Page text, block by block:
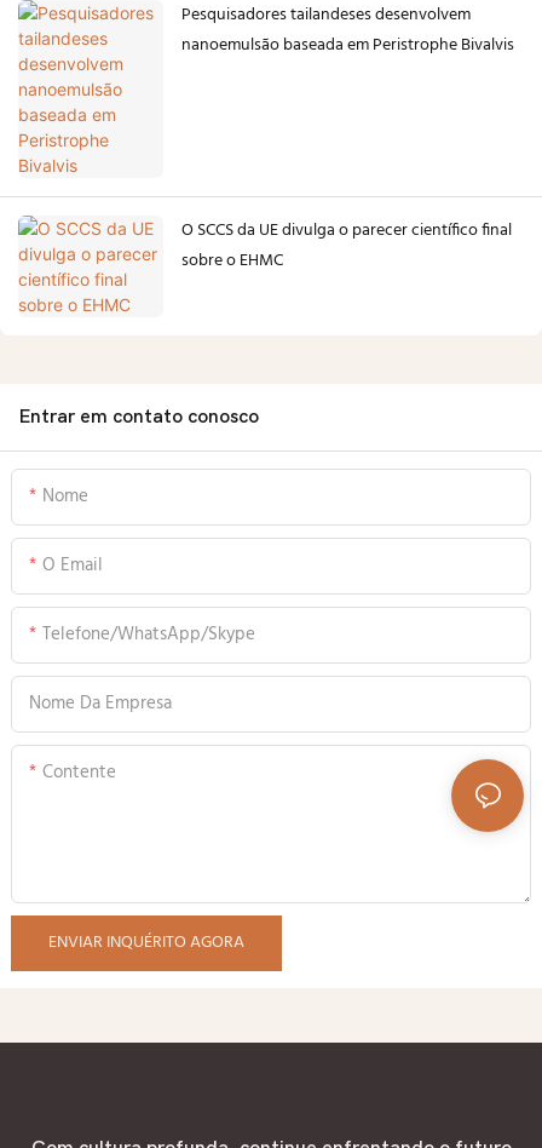
Pesquisadores tailandeses desenvolvem
nanoemulsão baseada em Peristrophe Bivalvis
O SCCS da UE divulga o parecer científico final
sobre o EHMC
Entrar em contato conosco
Nome
O Email
Telefone/WhatsApp/Skype
Nome Da Empresa
Contente
ENVIAR INQUÉRITO AGORA